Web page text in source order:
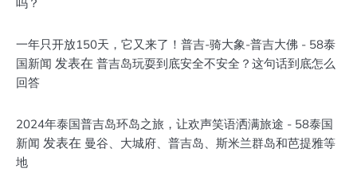
一年只开放150天，它又来了！普吉-骑大象-普吉大佛 - 58泰
国新闻 发表在 普吉岛玩耍到底安全不安全？这句话到底怎么
回答
2024年泰国普吉岛环岛之旅，让欢声笑语洒满旅途 - 58泰国
新闻 发表在 曼谷、大城府、普吉岛、斯米兰群岛和芭提雅等
地